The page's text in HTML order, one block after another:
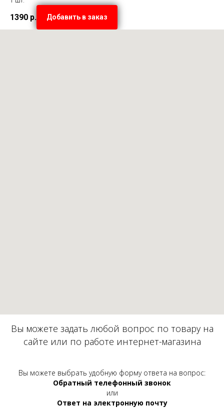
1390 р. Добавить в заказ
Вы можете задать любой вопрос по товару на
сайте или по работе интернет-магазина
Вы можете выбрать удобную форму ответа на вопрос:
Обратный телефонный звонок
или
Ответ на электронную почту